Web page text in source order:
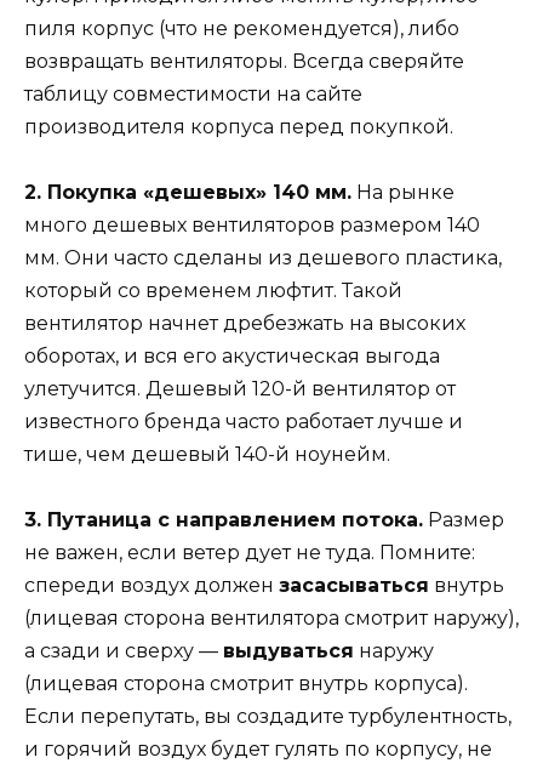
пиля корпус (что не рекомендуется), либо
возвращать вентиляторы. Всегда сверяйте
таблицу совместимости на сайте
производителя корпуса перед покупкой.
2. Покупка «дешевых» 140 мм. На рынке
много дешевых вентиляторов размером 140
мм. Они часто сделаны из дешевого пластика,
который со временем люфтит. Такой
вентилятор начнет дребезжать на высоких
оборотах, и вся его акустическая выгода
улетучится. Дешевый 120-й вентилятор от
известного бренда часто работает лучше и
тише, чем дешевый 140-й ноунейм.
3. Путаница с направлением потока. Размер
не важен, если ветер дует не туда. Помните:
спереди воздух должен засасываться внутрь
(лицевая сторона вентилятора смотрит наружу),
а сзади и сверху — выдуваться наружу
(лицевая сторона смотрит внутрь корпуса).
Если перепутать, вы создадите турбулентность,
и горячий воздух будет гулять по корпусу, не